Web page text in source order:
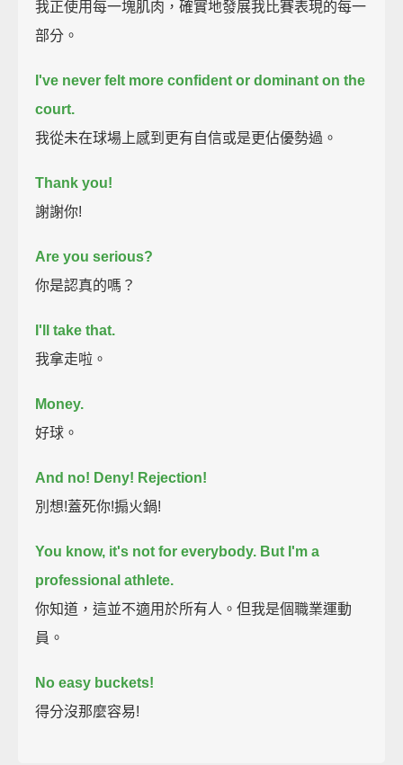
我正使用每一塊肌肉，確實地發展我比賽表現的每一
部分。
I've never felt more confident or dominant on the
court.
我從未在球場上感到更有自信或是更佔優勢過。
Thank you!
謝謝你!
Are you serious?
你是認真的嗎？
I'll take that.
我拿走啦。
Money.
好球。
And no! Deny! Rejection!
別想!蓋死你!搧火鍋!
You know, it's not for everybody. But I'm a
professional athlete.
你知道，這並不適用於所有人。但我是個職業運動
員。
No easy buckets!
得分沒那麼容易!